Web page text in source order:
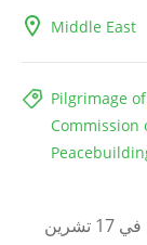
Middle East
Pilgrimage
ألغت محكمة الاستئناف الإدارية في القدس في 17 تشرين